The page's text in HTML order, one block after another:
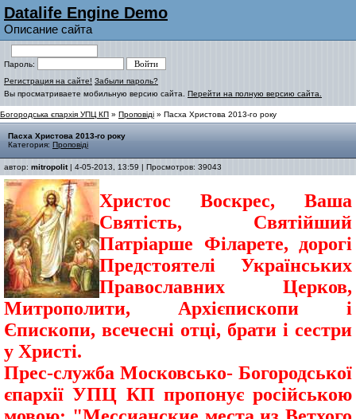
Datalife Engine Demo
Описание сайта
Пароль:
Регистрация на сайте! Забыли пароль?
Вы просматриваете мобильную версию сайта. Перейти на полную версию сайта.
Богородська єпархія УПЦ КП » Проповіді » Пасха Христова 2013-го року
Пасха Христова 2013-го року
Категория: Проповіді
автор: mitropolit| 4-05-2013, 13:59 | Просмотров: 39043
Христос Воскрес, Ваша
Святість, Святійший
Патріарше Філарете, дорогі
Предстоятелі Українських
Православних Церков,
Митрополити, Архієпископи і
Єпископи, всечесні отці, брати і сестри
у Христі.
Прес-служба Московсько- Богородської
єпархії УПЦ КП пропонує російською